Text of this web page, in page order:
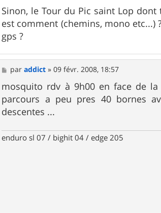
Sinon, le Tour du Pic saint Lop
est comment (chemins, mono
gps ?
M
e
s
s
a
g
e
paraddict »09 févr. 2008, 18:57
mosquito rdv à 9h00 en face de
parcours a peu pres 40 bornes
descentes ...
enduro sl 07 / bighit 04 / edge 205